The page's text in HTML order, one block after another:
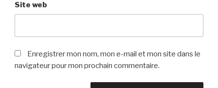
Site web
Enregistrer mon nom, mon e-mail et mon site dans le
navigateur pour mon prochain commentaire.